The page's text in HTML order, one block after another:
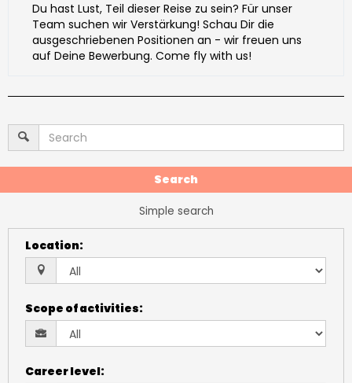
Du hast Lust, Teil dieser Reise zu sein? Für unser
Team suchen wir Verstärkung! Schau Dir die
ausgeschriebenen Positionen an - wir freuen uns
auf Deine Bewerbung. Come fly with us!
Search
Simple search
Location:
Scope of activities:
Career level: